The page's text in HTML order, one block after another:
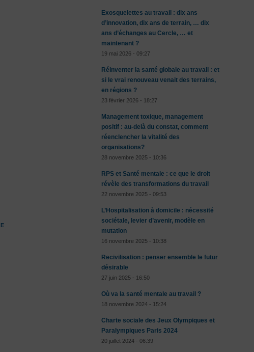
Exosquelettes au travail : dix ans
d’innovation, dix ans de terrain, … dix
ans d’échanges au Cercle, … et
maintenant ?
19 mai 2026 - 09:27
Réinventer la santé globale au travail : et
si le vrai renouveau venait des terrains,
en régions ?
23 février 2026 - 18:27
Management toxique, management
positif : au-delà du constat, comment
réenclencher la vitalité des
organisations?
28 novembre 2025 - 10:36
RPS et Santé mentale : ce que le droit
révèle des transformations du travail
22 novembre 2025 - 09:53
L’Hospitalisation à domicile : nécessité
sociétale, levier d’avenir, modèle en
mutation
16 novembre 2025 - 10:38
Recivilisation : penser ensemble le futur
désirable
27 juin 2025 - 16:50
Où va la santé mentale au travail ?
18 novembre 2024 - 15:24
Charte sociale des Jeux Olympiques et
Paralympiques Paris 2024
20 juillet 2024 - 06:39